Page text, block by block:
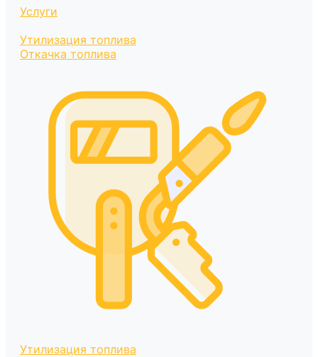
Услуги
Утилизация топлива
Откачка топлива
Утилизация топлива